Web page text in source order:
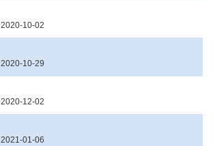
2020-10-02
2020-10-29
2020-12-02
2021-01-06